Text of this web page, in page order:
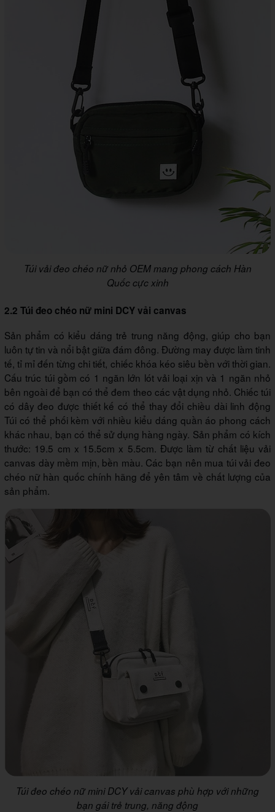
Túi vải đeo chéo nữ nhỏ OEM mang phong cách Hàn
Quốc cực xinh
2.2 Túi đeo chéo nữ mini DCY vải canvas
Sản phẩm có kiểu dáng trẻ trung năng động, giúp cho bạn
luôn tự tin và nổi bật giữa đám đông. Đường may được làm tinh
tế, tỉ mỉ đến từng chi tiết, chiếc khóa kéo siêu bền với thời gian.
Cấu trúc túi gồm có 1 ngăn lớn lót vải loại xịn và 1 ngăn nhỏ
bên ngoài để bạn có thể đem theo các vật dụng nhỏ. Chiếc túi
có dây đeo được thiết kế có thể thay đổi chiều dài linh động
Túi có thể phối kèm với nhiều kiểu dáng quần áo phong cách
khác nhau, bạn có thể sử dụng hàng ngày. Sản phẩm có kích
thước: 19.5 cm x 15.5cm x 5.5cm. Được làm từ chất liệu vải
canvas dày mềm mịn, bền màu. Các bạn nên mua túi vải đeo
chéo nữ hàn quốc chính hãng để yên tâm về chất lượng của
sản phẩm.
Túi đeo chéo nữ mini DCY vải canvas phù hợp với những
bạn gái trẻ trung, năng động